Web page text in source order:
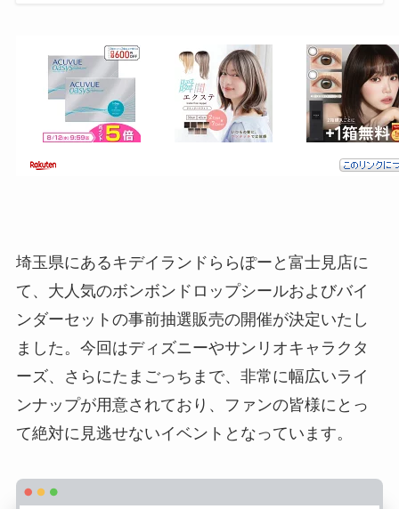
埼玉県にあるキデイランドららぽーと富士見店に
て、大人気のボンボンドロップシールおよびバイ
ンダーセットの事前抽選販売の開催が決定いたし
ました。今回はディズニーやサンリオキャラクタ
ーズ、さらにたまごっちまで、非常に幅広いライ
ンナップが用意されており、ファンの皆様にとっ
て絶対に見逃せないイベントとなっています。